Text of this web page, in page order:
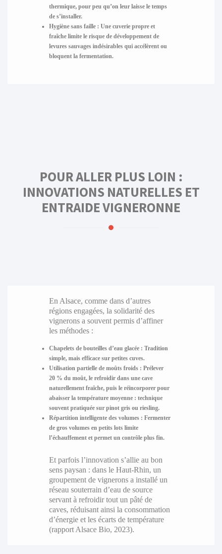
thermique, pour peu qu’on leur laisse le temps
de s’installer.
Hygiène sans faille : Une cuverie propre et
fraîche limite le risque de développement de
levures sauvages indésirables qui accélèrent ou
bloquent la fermentation.
POUR ALLER PLUS LOIN :
INNOVATIONS NATURELLES ET
ENTRAIDE VIGNERONNE
En Alsace, comme dans d’autres
régions engagées, la solidarité des
vignerons a souvent permis d’affiner
les méthodes :
Chapelets de bouteilles d’eau glacée : Tradition
simple, mais efficace sur petites cuves.
Utilisation partielle de moûts froids : Prélever
20 % du moût, le refroidir dans une cave
naturellement fraîche, puis le réincorporer pour
abaisser la température moyenne : technique
souvent pratiquée sur pinot gris ou riesling.
Répartition intelligente des volumes : Fermenter
de gros volumes en petits lots limite
l’échauffement et permet un contrôle plus fin.
Et parfois l’innovation s’allie au bon
sens paysan : dans le Haut-Rhin, un
groupement de vignerons a installé un
réseau souterrain d’eau de source
servant à refroidir tout un pâté de
caves, réduisant ainsi la consommation
d’énergie et les écarts de température
(rapport Alsace Bio, 2023).